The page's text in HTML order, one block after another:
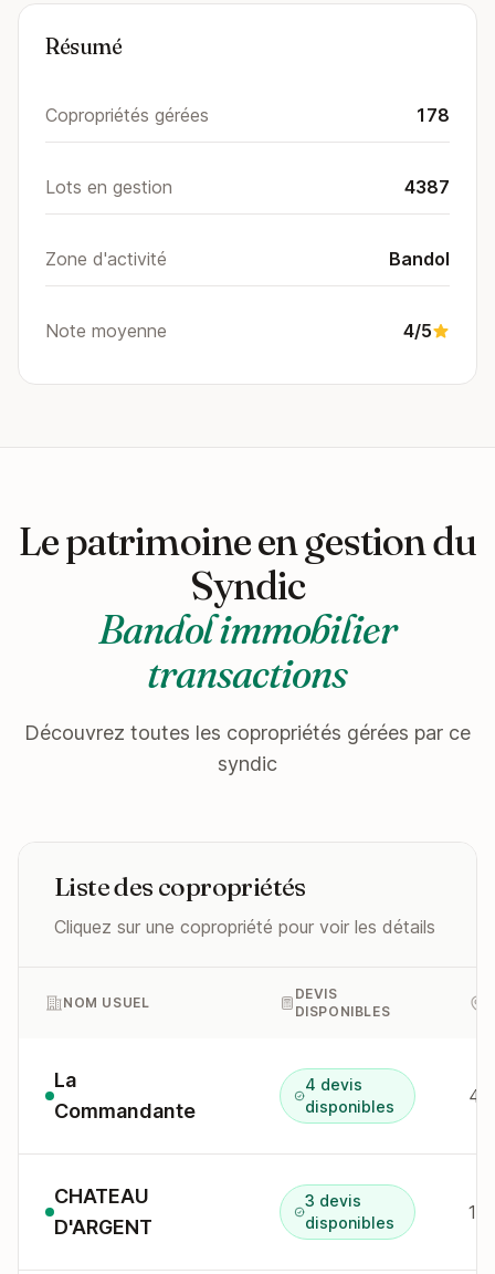
Résumé
Copropriétés gérées 178
Lots en gestion 4387
Zone d'activité Bandol
Note moyenne 4/5
Le patrimoine en gestion du
Syndic
Bandol immobilier
transactions
Découvrez toutes les copropriétés gérées par ce
syndic
Liste des copropriétés
Cliquez sur une copropriété pour voir les détails
NOM USUEL
DEVIS
DISPONIBLES
La
Commandante
4 devis
disponibles
CHATEAU
D'ARGENT
3 devis
disponibles